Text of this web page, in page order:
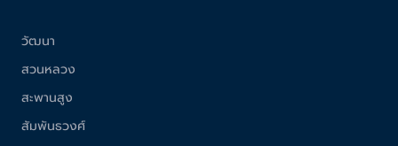
วัฒนา
สวนหลวง
สะพานสูง
สัมพันธวงศ์